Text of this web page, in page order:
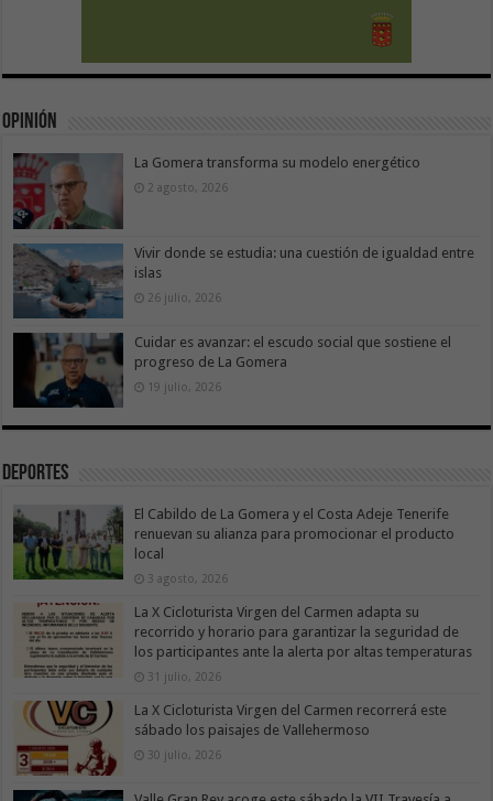
Opinión
La Gomera transforma su modelo energético
2 agosto, 2026
Vivir donde se estudia: una cuestión de igualdad entre
islas
26 julio, 2026
Cuidar es avanzar: el escudo social que sostiene el
progreso de La Gomera
19 julio, 2026
Deportes
El Cabildo de La Gomera y el Costa Adeje Tenerife
renuevan su alianza para promocionar el producto
local
3 agosto, 2026
La X Cicloturista Virgen del Carmen adapta su
recorrido y horario para garantizar la seguridad de
los participantes ante la alerta por altas temperaturas
31 julio, 2026
La X Cicloturista Virgen del Carmen recorrerá este
sábado los paisajes de Vallehermoso
30 julio, 2026